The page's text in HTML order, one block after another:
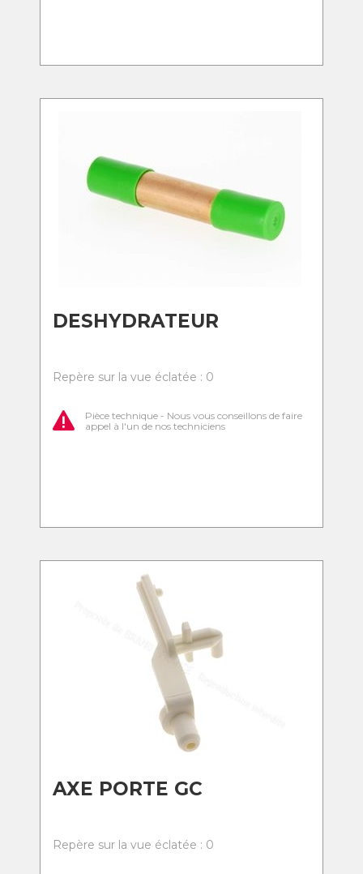
DESHYDRATEUR
Repère sur la vue éclatée : 0
Pièce technique - Nous vous conseillons de faire
appel à l'un de nos techniciens
AXE PORTE GC
Repère sur la vue éclatée : 0